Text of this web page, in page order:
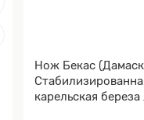
Нож Бекас (Дамаск
карельская береза